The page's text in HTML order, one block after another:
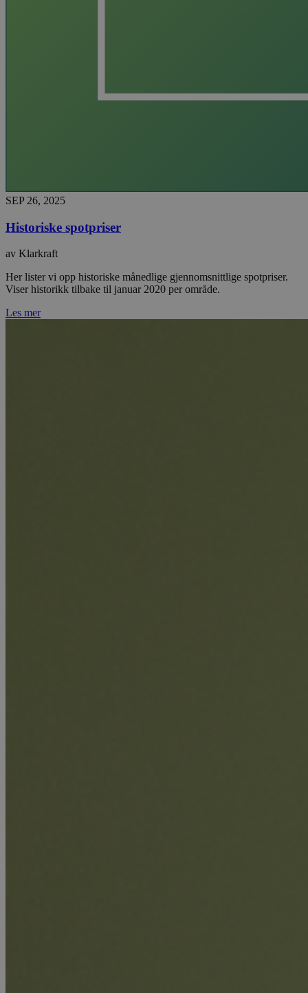
SEP 26, 2025
Historiske spotpriser
av Klarkraft
Her lister vi opp historiske månedlige gjennomsnittlige spotpriser.
Viser historikk tilbake til januar 2020 per område.
Les mer